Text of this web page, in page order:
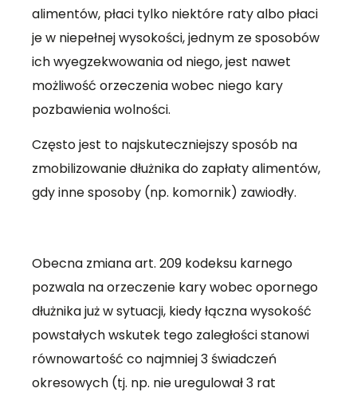
alimentów, płaci tylko niektóre raty albo płaci
je w niepełnej wysokości, jednym ze sposobów
ich wyegzekwowania od niego, jest nawet
możliwość orzeczenia wobec niego kary
pozbawienia wolności.
Często jest to najskuteczniejszy sposób na
zmobilizowanie dłużnika do zapłaty alimentów,
gdy inne sposoby (np. komornik) zawiodły.
Obecna zmiana art. 209 kodeksu karnego
pozwala na orzeczenie kary wobec opornego
dłużnika już w sytuacji, kiedy łączna wysokość
powstałych wskutek tego zaległości stanowi
równowartość co najmniej 3 świadczeń
okresowych (tj. np. nie uregulował 3 rat